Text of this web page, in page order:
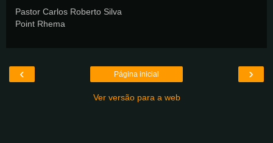
Pastor Carlos Roberto Silva
Point Rhema
‹ ›
Página inicial
Ver versão para a web